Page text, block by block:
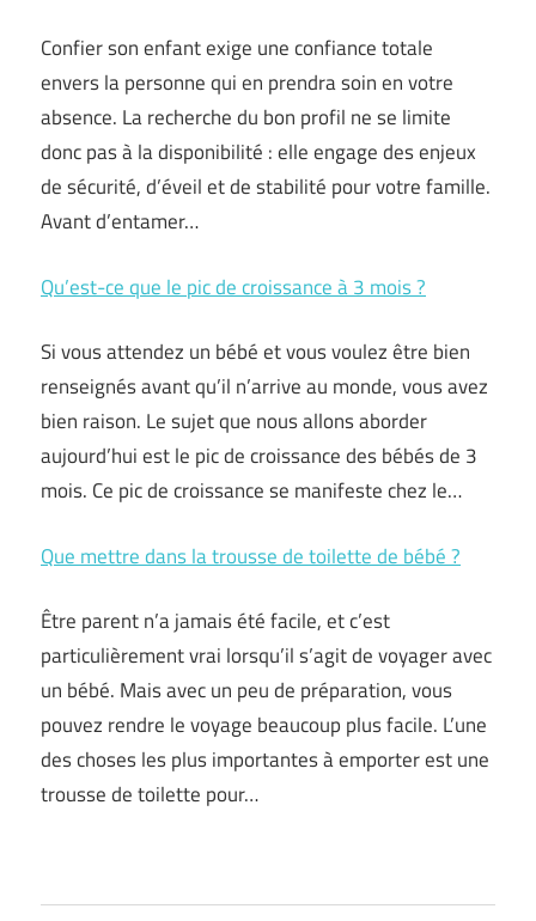
Confier son enfant exige une confiance totale
envers la personne qui en prendra soin en votre
absence. La recherche du bon profil ne se limite
donc pas à la disponibilité : elle engage des enjeux
de sécurité, d’éveil et de stabilité pour votre famille.
Avant d’entamer…
Qu’est-ce que le pic de croissance à 3 mois ?
Si vous attendez un bébé et vous voulez être bien
renseignés avant qu’il n’arrive au monde, vous avez
bien raison. Le sujet que nous allons aborder
aujourd’hui est le pic de croissance des bébés de 3
mois. Ce pic de croissance se manifeste chez le…
Que mettre dans la trousse de toilette de bébé ?
Être parent n’a jamais été facile, et c’est
particulièrement vrai lorsqu’il s’agit de voyager avec
un bébé. Mais avec un peu de préparation, vous
pouvez rendre le voyage beaucoup plus facile. L’une
des choses les plus importantes à emporter est une
trousse de toilette pour…